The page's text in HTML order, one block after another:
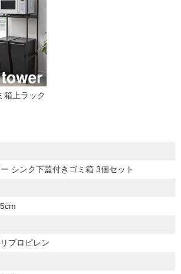
箱上ラック
シンク下蓋付きゴミ箱 3個セット
プロピレン